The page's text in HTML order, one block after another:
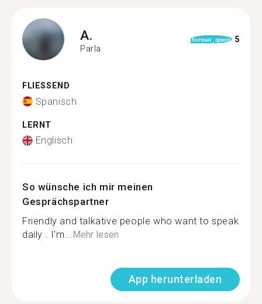
A.
Parla
format_quote 5
FLIESSEND
Spanisch
LERNT
Englisch
So wünsche ich mir meinen
Gesprächspartner
Friendly and talkative people who want to speak
daily . I'm...Mehr lesen
App herunterladen